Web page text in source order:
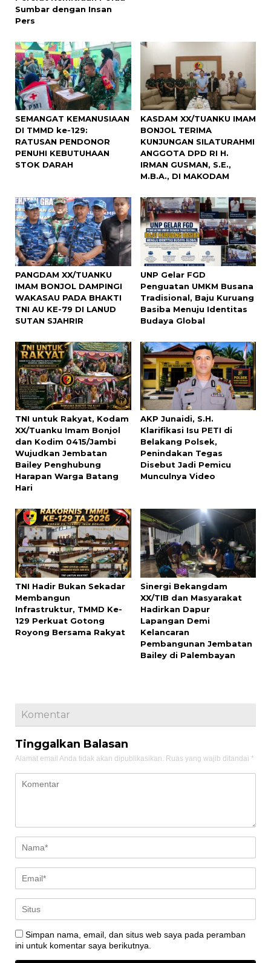
Sumbar dengan Insan
Pers
SEMANGAT KEMANUSIAAN
DI TMMD ke-129:
RATUSAN PENDONOR
PENUHI KEBUTUHAAN
STOK DARAH
KASDAM XX/TUANKU IMAM
BONJOL TERIMA
KUNJUNGAN SILATURAHMI
ANGGOTA DPD RI H.
IRMAN GUSMAN, S.E.,
M.B.A., DI MAKODAM
PANGDAM XX/TUANKU
IMAM BONJOL DAMPINGI
WAKASAU PADA BHAKTI
TNI AU KE-79 DI LANUD
SUTAN SJAHRIR
UNP Gelar FGD
Penguatan UMKM Busana
Tradisional, Baju Kuruang
Basiba Menuju Identitas
Budaya Global
TNI untuk Rakyat, Kodam
XX/Tuanku Imam Bonjol
dan Kodim 0415/Jambi
Wujudkan Jembatan
Bailey Penghubung
Harapan Warga Batang
Hari
AKP Junaidi, S.H.
Klarifikasi Isu PETI di
Belakang Polsek,
Penindakan Tegas
Disebut Jadi Pemicu
Munculnya Video
TNI Hadir Bukan Sekadar
Membangun
Infrastruktur, TMMD Ke-
129 Perkuat Gotong
Royong Bersama Rakyat
Sinergi Bekangdam
XX/TIB dan Masyarakat
Hadirkan Dapur
Lapangan Demi
Kelancaran
Pembangunan Jembatan
Bailey di Palembayan
Komentar
Tinggalkan Balasan
Alamat email Anda tidak akan dipublikasikan. Ruas yang wajib ditandai *
Simpan nama, email, dan situs web saya pada peramban
ini untuk komentar saya berikutnya.